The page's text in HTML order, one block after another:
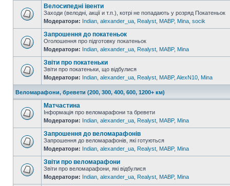
Велосипедні івенти
Заходи (велодні, акції и т.п.), котрі не попадають у розряд Покатеньок
Модератори: Indian alexander_ua Realyst MABP, Mina socik
Запрошення до покатеньок
Оголошення про підготовку покатеньок
Модератори: Indian alexander_ua Realyst MABP, Mina
Звіти про покатеньки
Звіти про покатеньки, що відбулися
Модератори: Indian alexander_ua Realyst MABP, AlexN10 Mina
Веломарафони, бревети (200, 300, 400, 600, 1200+ км)
Матчастина
Інформація про веломарафони та бревети
Модератори: Indian alexander_ua Realyst MABP, Mina
Запрошення до веломарафонів
Запрошення до веломарафонів, які готуються
Модератори: Indian alexander_ua Realyst MABP, Mina
Звіти про веломарафони
Звіти про веломарафони, які відбулися
Модератори: Indian alexander_ua Realyst MABP, Mina